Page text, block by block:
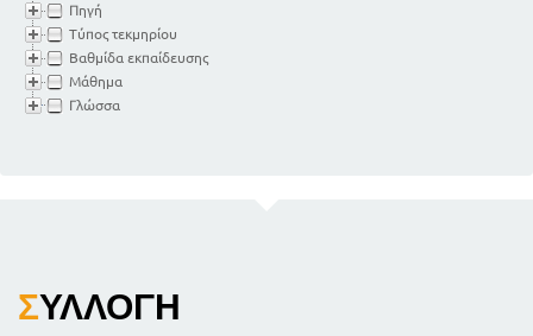
Πηγή
Τύπος τεκμηρίου
Βαθμίδα εκπαίδευσης
Μάθημα
Γλώσσα
ΣΥΛΛΟΓΉ